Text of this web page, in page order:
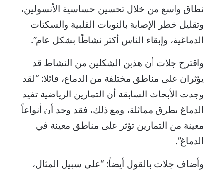
نطاق واسع من خلال تحسين حساسية الأنسولين،
وتقليل خطر الإصابة بالنوبات القلبية والسكتات
الدماغية، وإبقاء الناس أكثر نشاطًا بشكل عام”.
واقترح جلات أن هذين الشكلين من النشاط قد
يؤثران على مناطق مختلفة من الدماغ، قائلا: “لقد
وجدت الأبحاث السابقة أن التمارين الرياضية تفيد
الدماغ بطرق مماثلة، ومع ذلك، فقد وجد أن أنواعاً
معينة من التمارين تؤثر على مناطق معينة في
الدماغ”.
وأضاف جلات بالقول أيضاً: “على سبيل المثال،